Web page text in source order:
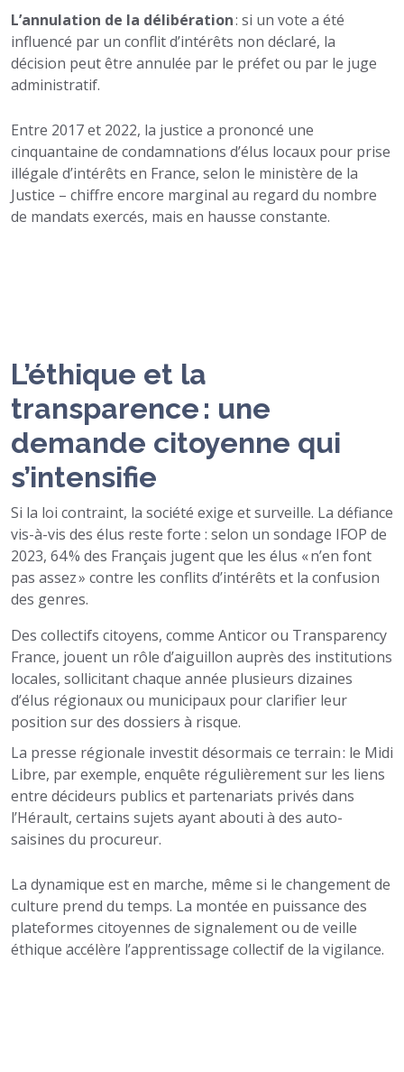
L’annulation de la délibération: si un vote a été
influencé par un conflit d’intérêts non déclaré, la
décision peut être annulée par le préfet ou par le juge
administratif.
Entre 2017 et 2022, la justice a prononcé une
cinquantaine de condamnations d’élus locaux pour prise
illégale d’intérêts en France, selon le ministère de la
Justice – chiffre encore marginal au regard du nombre
de mandats exercés, mais en hausse constante.
L’éthique et la
transparence : une
demande citoyenne qui
s’intensifie
Si la loi contraint, la société exige et surveille. La défiance
vis-à-vis des élus reste forte : selon un sondage IFOP de
2023, 64 % des Français jugent que les élus « n’en font
pas assez » contre les conflits d’intérêts et la confusion
des genres.
Des collectifs citoyens, comme Anticor ou Transparency
France, jouent un rôle d’aiguillon auprès des institutions
locales, sollicitant chaque année plusieurs dizaines
d’élus régionaux ou municipaux pour clarifier leur
position sur des dossiers à risque.
La presse régionale investit désormais ce terrain : le Midi
Libre, par exemple, enquête régulièrement sur les liens
entre décideurs publics et partenariats privés dans
l’Hérault, certains sujets ayant abouti à des auto-
saisines du procureur.
La dynamique est en marche, même si le changement de
culture prend du temps. La montée en puissance des
plateformes citoyennes de signalement ou de veille
éthique accélère l’apprentissage collectif de la vigilance.